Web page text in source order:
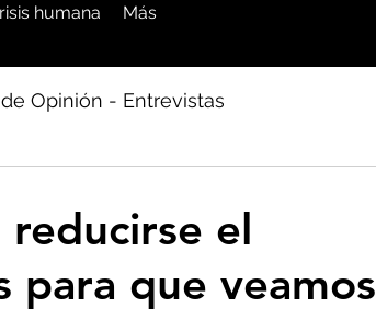
humana Más
Opinión - Entrevistas
Agua-Dieta
- Antártida - Glaciares
el
para que veamos